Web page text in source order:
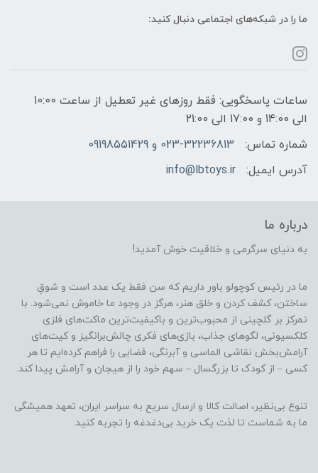
ما را در شبکه‌های اجتماعی دنبال کنید:
ساعات پاسخگویی: فقط روزهای غیر تعطیل از ساعت 10:00
الی 14:00 و 17:00 الی 21:00
شماره تماس:
023-32236813 و 09198551429
آدرس ایمیل:
info@lbtoys.ir
درباره ما
به دنیای سرگرمی و خلاقیت خوش آمدید!
ما در رئیس کوچولو باور داریم که سن فقط یک عدد است و شوقِ
ساختن، کشف کردن و خلق هنر، هرگز در وجود ما خاموش نمی‌شود. با
تمرکز بر گلچینی از محبوب‌ترین و باکیفیت‌ترین ماکت‌های فلزی
کلکسیونی، لگوهای جذاب، بازی‌های فکری چالش‌برانگیز و کیت‌های
آرامش‌بخش نقاشی الماسی و آبرنگی، فضایی را فراهم کرده‌ایم تا هر
کسی – از کودک تا بزرگسال – سهم خود را از هیجان و آرامش پیدا کند.
تنوع بی‌نظیر، اصالت کالا و ارسال سریع به سراسر ایران، تعهد همیشگی
ما به شماست تا لذت یک خرید بی‌دغدغه را تجربه کنید.